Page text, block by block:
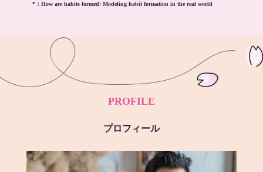
*： How are habits formed: Modeling habit formation in the real world
PROFILE
プロフィール